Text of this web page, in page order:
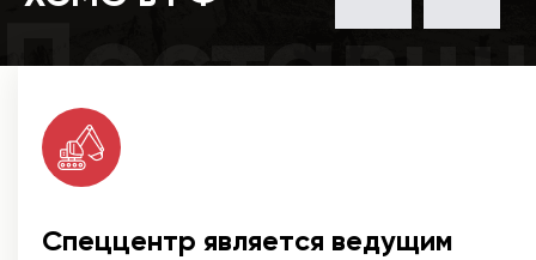
Спеццентр является ведущим